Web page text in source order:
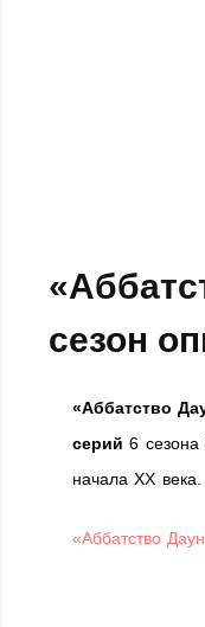
сезон
«Аббатство
серий 6 сезона
начала XX века.
«Аббатство